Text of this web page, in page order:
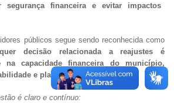
segurança financeira e evitar impactos
públicos segue sendo reconhecida como
decisão relacionada a reajustes é
na capacidade financeira do município,
e planejamento.
é claro e contínuo: